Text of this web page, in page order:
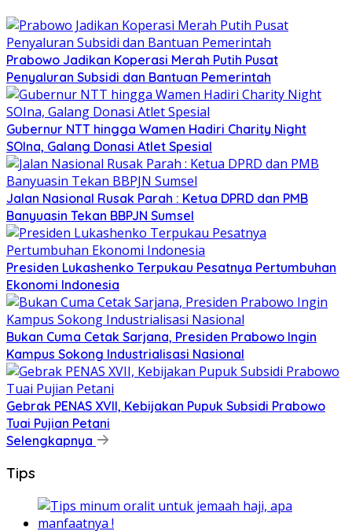
Prabowo Jadikan Koperasi Merah Putih Pusat
Penyaluran Subsidi dan Bantuan Pemerintah
Gubernur NTT hingga Wamen Hadiri Charity Night
SOIna, Galang Donasi Atlet Spesial
Jalan Nasional Rusak Parah : Ketua DPRD dan PMB
Banyuasin Tekan BBPJN Sumsel
Presiden Lukashenko Terpukau Pesatnya Pertumbuhan
Ekonomi Indonesia
Bukan Cuma Cetak Sarjana, Presiden Prabowo Ingin
Kampus Sokong Industrialisasi Nasional
Gebrak PENAS XVII, Kebijakan Pupuk Subsidi Prabowo
Tuai Pujian Petani
Selengkapnya
Tips